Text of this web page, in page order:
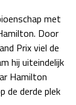
met
Door
Prix viel de
hij uiteindelijk
Hamilton
de derde plek